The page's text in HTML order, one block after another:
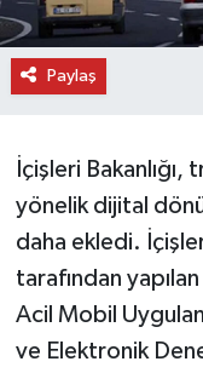
Paylaş
İçişleri
yönelik dijital
daha ekledi.
tarafından
Acil Mobil
ve Elektronik
İhsangazi
İnebolu
Merkez
Pınarbaşı
Şenpazar